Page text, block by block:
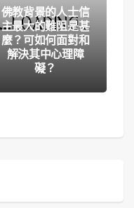
佛教背景的人士信
主最大的難阻是甚
麼？可如何面對和
解決其中心理障
礙？